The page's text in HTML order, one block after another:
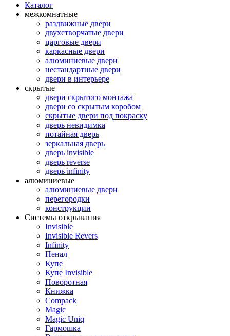
Каталог
межкомнатные
раздвижные двери
двухстворчатые двери
царговые двери
каркасные двери
алюминиевые двери
нестандартные двери
двери в интерьере
скрытые
двери скрытого монтажа
двери со скрытым коробом
скрытые двери под покраску
дверь невидимка
потайная дверь
зеркальная дверь
дверь invisible
дверь reverse
дверь infinity
алюминиевые
алюминиевые двери
перегородки
конструкции
Системы открывания
Invisible
Invisible Revers
Infinity
Пенал
Купе
Купе Invisible
Поворотная
Книжка
Compack
Magic
Magic Uniq
Гармошка